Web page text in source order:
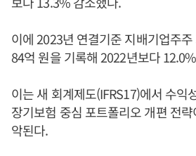
이에 2023년 연결기준 지배기업주
84억 원을 기록해 2022년보다
이는 새 회계제도(IFRS17)에서 수익
장기보험 중심 포트폴리오 개편 전
악된다.